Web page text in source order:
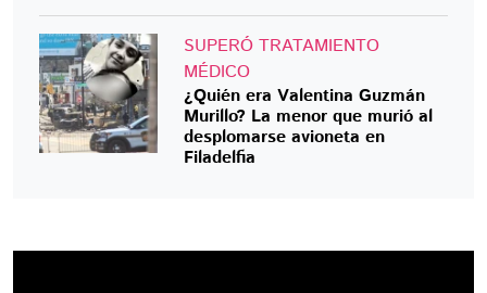
SUPERÓ TRATAMIENTO
MÉDICO
¿Quién era Valentina Guzmán
Murillo? La menor que murió al
desplomarse avioneta en
Filadelfia